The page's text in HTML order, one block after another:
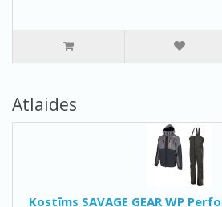
Atlaides
Kostīms SAVAGE GEAR WP